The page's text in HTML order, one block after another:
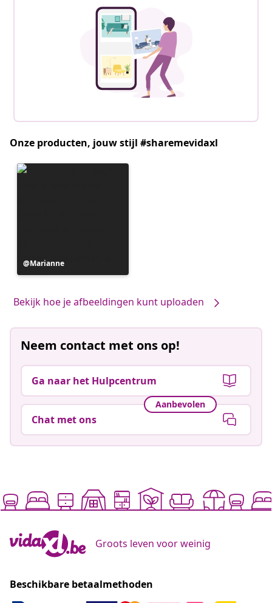
Onze producten, jouw stijl #sharemevidaxl
Bericht
gepubliceerd
Marianne
Bekijk hoe je afbeeldingen kunt uploaden
Neem contact met ons op!
Ga naar het Hulpcentrum
Aanbevolen
Chat met ons
Groots leven voor weinig
Beschikbare betaalmethoden